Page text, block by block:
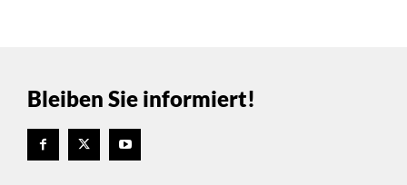
Bleiben Sie informiert!